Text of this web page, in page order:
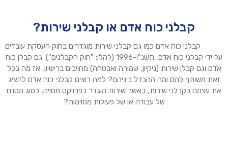
קבלני כוח אדם או קבלני שירות?
קבלני כוח אדם כמו גם קבלני שירות מוגדרים בחוק העסקת עובדים
על ידי קבלני כוח אדם, תשנ"ו-1996 (להלן: "חוק הקבלנים"). גם קבלן כוח
אדם וגם קבלן שירות (ניקיון, שמירה ואבטחה) מחויבים ברישיון, אז מה בכל
זאת משותף להם ומה ההבדל ביניהם? למה רוצים קבלני כוח אדם להציג
את עצמם כקבלני שירות, כאשר שירות מוגדר כפרויקט מסוים, כסוג מסוים
של עבודה או של פעולות מסוימות?